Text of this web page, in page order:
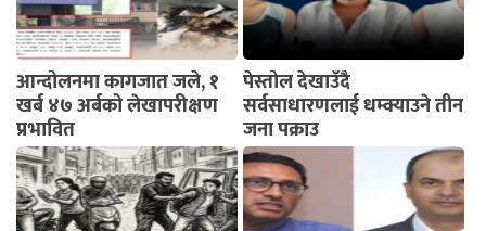
आन्दोलनमा कागजात जले, १
खर्ब ४७ अर्बको लेखापरीक्षण
प्रभावित
पेस्तोल देखाउँदै
सर्वसाधारणलाई धम्क्याउने तीन
जना पक्राउ